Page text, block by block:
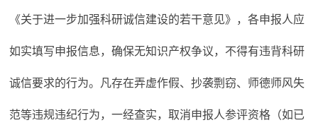
《关于进一步加强科研诚信建设的若干意见》，各申报人应
如实填写申报信息，确保无知识产权争议，不得有违背科研
诚信要求的行为。凡存在弄虚作假、抄袭剽窃、师德师风失
范等违规违纪行为，一经查实，取消申报人参评资格（如已